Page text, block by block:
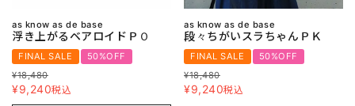
as know as de base
浮き上がるベアロイドＰＯ
FINAL SALE
50%OFF
¥18,480
¥9,240税込
as know as de base
段々ちがいスラちゃんＰＫ
FINAL SALE
50%OFF
¥18,480
¥9,240税込